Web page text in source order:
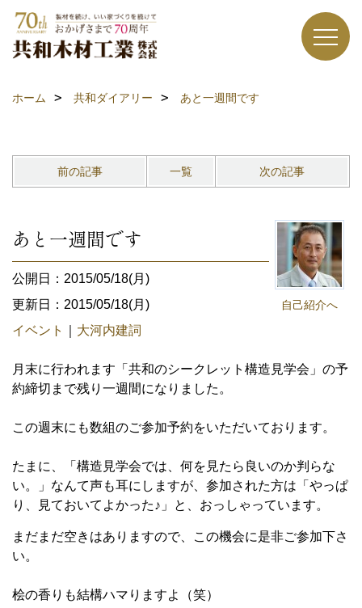
ホーム 共和ダイアリー あと一週間です
前の記事 一覧 次の記事
自己紹介へ
あと一週間です
公開日：2015/05/18(月)
更新日：2015/05/18(月)
イベント
大河内建詞
月末に行われます「共和のシークレット構造見学会」の予
約締切まで残り一週間になりました。
この週末にも数組のご参加予約をいただいております。
たまに、「構造見学会では、何を見たら良いのか判らな
い。」なんて声も耳にしますが、参加された方は「やっぱ
り、見ておいてよかった♪」と、おっしゃっています。
まだまだ空きはありますので、この機会に是非ご参加下さ
い。
桧の香りも結構ハマりますよ（笑）